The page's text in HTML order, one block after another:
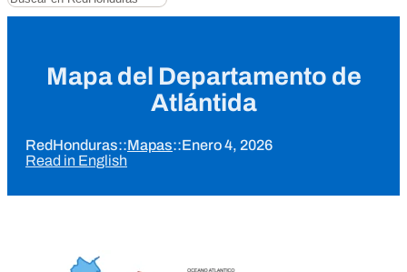
Mapa del Departamento de
Atlántida
RedHonduras::Mapas::Enero 4, 2026
Read in English